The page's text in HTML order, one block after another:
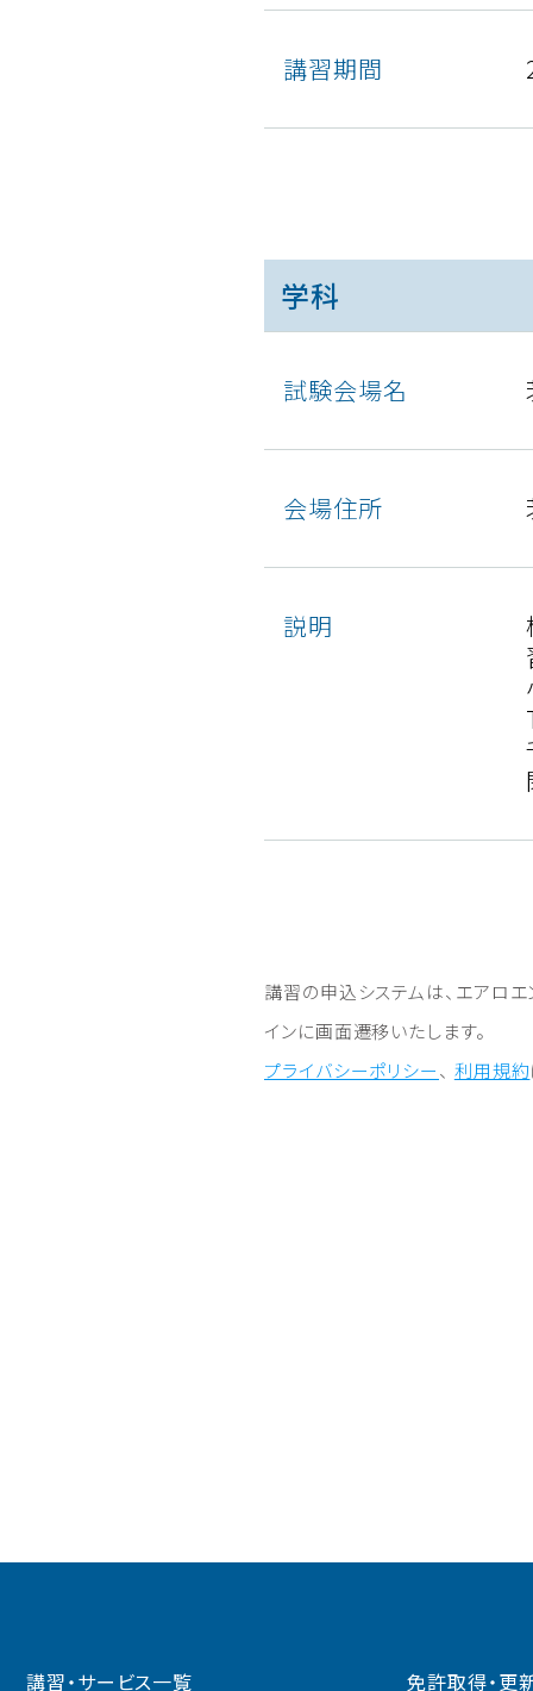
講習期間
学科
試験会場名
会場住所
説明
講習の申込システムは、エアロエ
インに画⾯遷移いたします。
プライバシーポリシー、 利⽤規約
講習・サービス一覧 免許取得・更